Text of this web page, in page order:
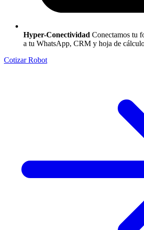
Hyper-Conectividad Conectamos tu
a tu WhatsApp, CRM y hoja de
Cotizar Robot